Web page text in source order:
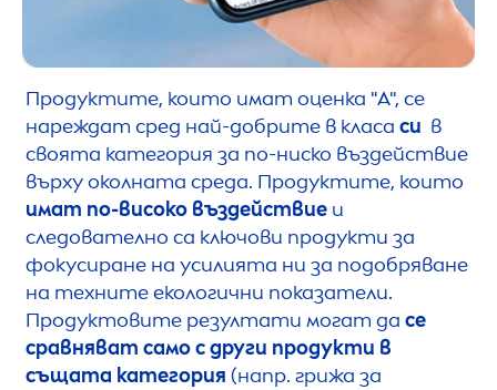
Продуктите, които имат оценка "А", се
нареждат сред най-добрите в класа си в
своята категория за по-ниско въздействие
върху околната среда. Продуктите, които
имат по-високо въздействие и
следователно са ключови продукти за
фокусиране на усилията ни за подобряване
на техните екологични показатели.
Продуктовите резултати могат да се
сравняват само сдруги продукти в
същата категория (напр. грижа за